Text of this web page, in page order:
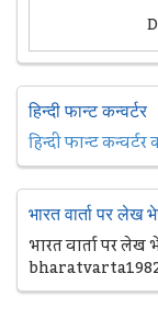
हिन्दी फान्ट कन्वर्टर
हिन्दी फान्ट कन्वर्टर
भारत वार्ता पर लेख
भारत वार्ता पर